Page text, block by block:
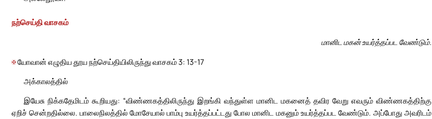
நற்செய்தி வாசகம்
மானிட மகன் உயர்த்தப்பட வேண்டும்.
✠யோவான் எழுதிய தூய நற்செய்தியிலிருந்து வாசகம் 3: 13-17
அக்காலத்தில்
இயேசு நிக்கதேமிடம் கூறியது: “விண்ணகத்திலிருந்து இறங்கி வந்துள்ள மானிட மகனைத் தவிர வேறு எவரும் விண்ணகத்திற்கு
ஏறிச் சென்றதில்லை. பாலைநிலத்தில் மோசேயால் பாம்பு உயர்த்தப்பட்டது போல மானிட மகனும் உயர்த்தப்பட வேண்டும். அப்போது அவரிடம்